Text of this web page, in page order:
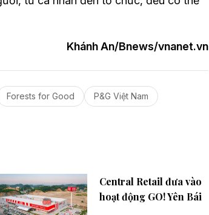
Khánh An/Bnews/vnanet.vn
Forests for Good P&G Việt Nam
Central Retail đưa vào
hoạt động GO! Yên Bái